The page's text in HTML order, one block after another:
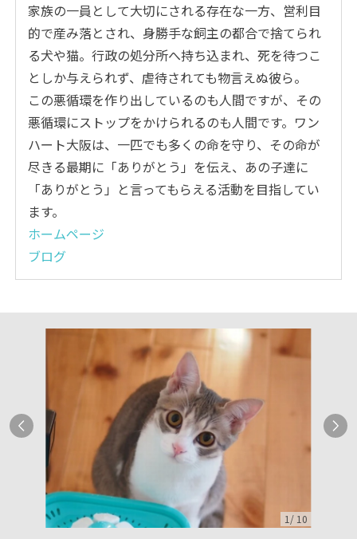
家族の一員として大切にされる存在な一方、営利目
的で産み落とされ、身勝手な飼主の都合で捨てられ
る犬や猫。行政の処分所へ持ち込まれ、死を待つこ
としか与えられず、虐待されても物言えぬ彼ら。
この悪循環を作り出しているのも人間ですが、その
悪循環にストップをかけられるのも人間です。ワン
ハート大阪は、一匹でも多くの命を守り、その命が
尽きる最期に「ありがとう」を伝え、あの子達に
「ありがとう」と言ってもらえる活動を目指してい
ます。
ホームページ
ブログ
1 / 10